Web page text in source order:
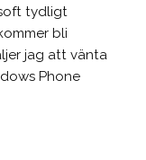
tydligt
bli
jag att vänta
Phone